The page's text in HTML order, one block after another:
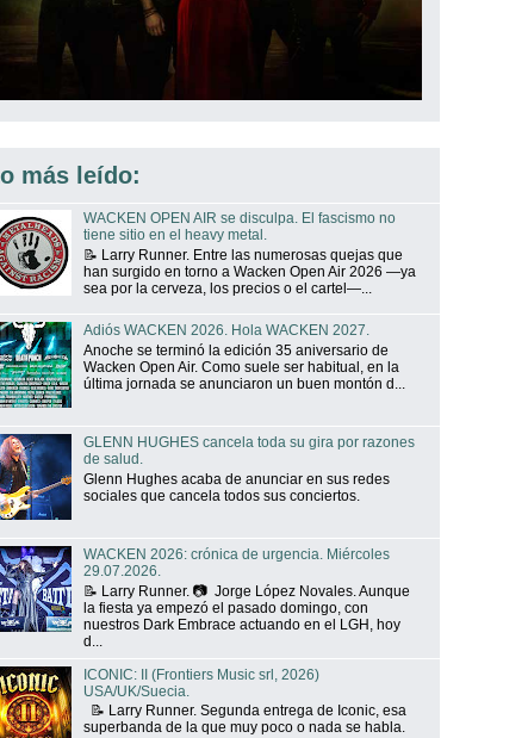
más leído:
WACKEN OPEN AIR se disculpa. El fascismo no
tiene sitio en el heavy metal.
📝 Larry Runner. Entre las numerosas quejas que
han surgido en torno a Wacken Open Air 2026 —ya
sea por la cerveza, los precios o el cartel—...
Adiós WACKEN 2026. Hola WACKEN 2027.
Anoche se terminó la edición 35 aniversario de
Wacken Open Air. Como suele ser habitual, en la
última jornada se anunciaron un buen montón d...
GLENN HUGHES cancela toda su gira por razones
de salud.
Glenn Hughes acaba de anunciar en sus redes
sociales que cancela todos sus conciertos.
WACKEN 2026: crónica de urgencia. Miércoles
29.07.2026.
📝 Larry Runner. 📷 Jorge López Novales. Aunque
la fiesta ya empezó el pasado domingo, con
nuestros Dark Embrace actuando en el LGH, hoy
d...
ICONIC: II (Frontiers Music srl, 2026)
USA/UK/Suecia.
📝 Larry Runner. Segunda entrega de Iconic, esa
superbanda de la que muy poco o nada se habla.